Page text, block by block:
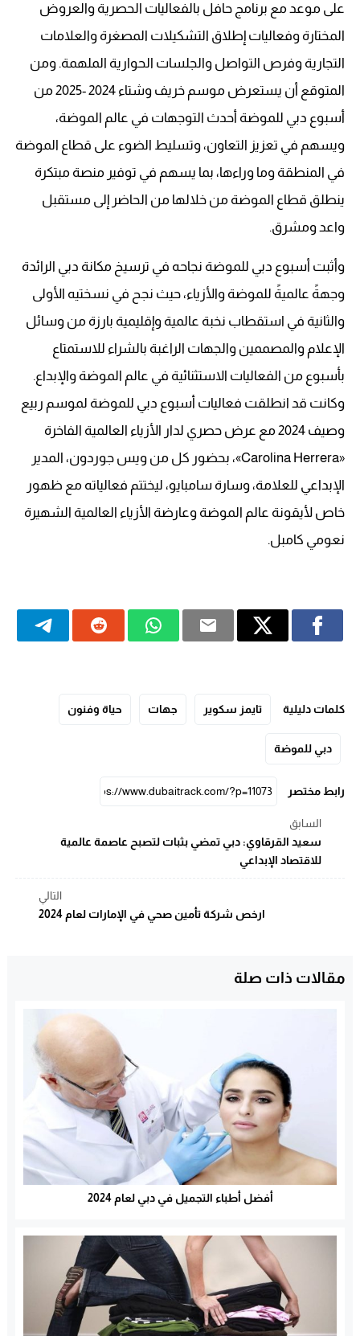
على موعد مع برنامج حافل بالفعاليات الحصرية والعروض
المختارة وفعاليات إطلاق التشكيلات المصغرة والعلامات
التجارية وفرص التواصل والجلسات الحوارية الملهمة. ومن
المتوقع أن يستعرض موسم خريف وشتاء 2024 -2025 من
أسبوع دبي للموضة أحدث التوجهات في عالم الموضة،
ويسهم في تعزيز التعاون، وتسليط الضوء على قطاع الموضة
في المنطقة وما وراءها، بما يسهم في توفير منصة مبتكرة
ينطلق قطاع الموضة من خلالها من الحاضر إلى مستقبل
واعد ومشرق.
وأثبت أسبوع دبي للموضة نجاحه في ترسيخ مكانة دبي الرائدة
وجهةً عالميةً للموضة والأزياء، حيث نجح في نسختيه الأولى
والثانية في استقطاب نخبة عالمية وإقليمية بارزة من وسائل
الإعلام والمصممين والجهات الراغبة بالشراء للاستمتاع
بأسبوع من الفعاليات الاستثنائية في عالم الموضة والإبداع.
وكانت قد انطلقت فعاليات أسبوع دبي للموضة لموسم ربيع
وصيف 2024 مع عرض حصري لدار الأزياء العالمية الفاخرة
«Carolina Herrera»، بحضور كل من ويس جوردون، المدير
الإبداعي للعلامة، وسارة سامبايو، ليختتم فعالياته مع ظهور
خاص لأيقونة عالم الموضة وعارضة الأزياء العالمية الشهيرة
نعومي كامبل.
كلمات دليلية تايمز سكوير جهات حياة وفنون
دبي للموضة
رابط مختصر
السابق
سعيد القرقاوي: دبي تمضي بثبات لتصبح عاصمة عالمية
للاقتصاد الإبداعي
التالي
ارخص شركة تأمين صحي في الإمارات لعام 2024
مقالات ذات صلة
أفضل أطباء التجميل في دبي لعام 2024